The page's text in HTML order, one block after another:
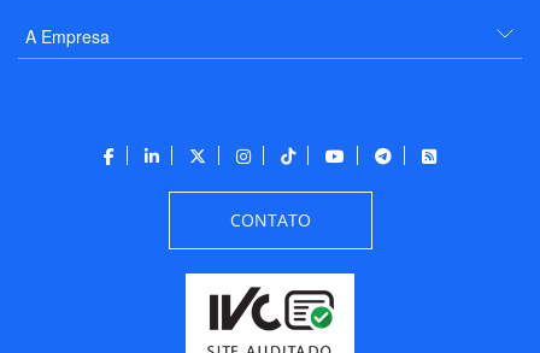
A Empresa
CONTATO